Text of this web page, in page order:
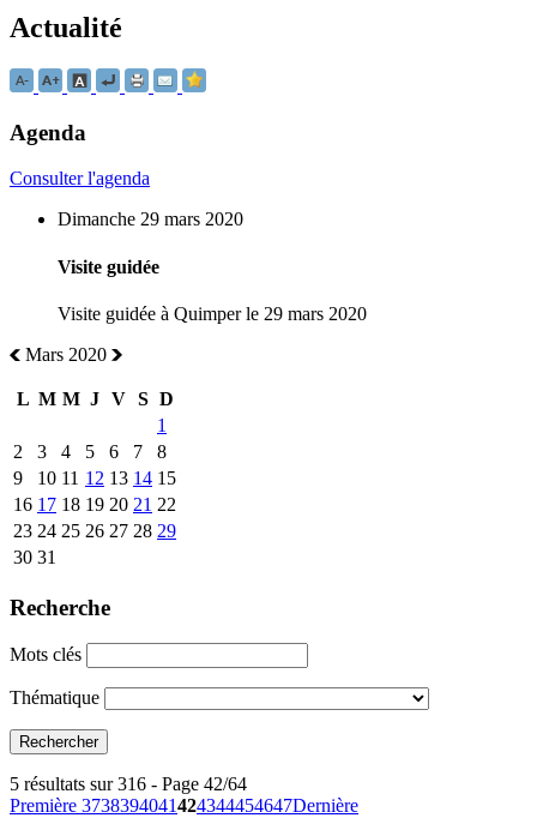
Actualité
Agenda
Consulter l'agenda
Dimanche 29 mars 2020
Visite guidée
Visite guidée à Quimper le 29 mars 2020
Mars 2020
L M M J V S D
1
2
3 4 5 6 7
8
9
10 11 12 13 14 15
16 17 18 19 20 21 22
23 24 25 26 27 28 29
30 31
Recherche
Mots clés
Thématique
5 résultats sur 316 - Page 42/64
Première 3738394041424344454647Dernière